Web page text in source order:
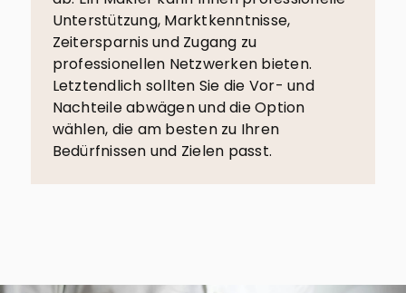
Unterstützung, Marktkenntnisse,
Zeitersparnis und Zugang zu
professionellen Netzwerken bieten.
Letztendlich sollten Sie die Vor- und
Nachteile abwägen und die Option
wählen, die am besten zu Ihren
Bedürfnissen und Zielen passt.